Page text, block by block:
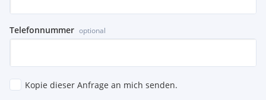
Telefonnummer optional
Kopie dieser Anfrage an mich senden.